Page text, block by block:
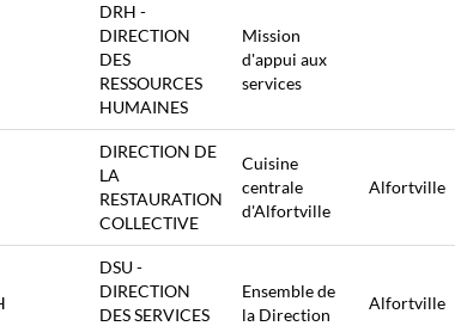
DRH -
DIRECTION
DES
RESSOURCES
HUMAINES
Mission
d'appui aux
services
DIRECTION DE
LA
RESTAURATION
COLLECTIVE
Cuisine
centrale
d'Alfortville
Alfortville
DSU -
DIRECTION
DES SERVICES
Ensemble de
la Direction
Alfortville